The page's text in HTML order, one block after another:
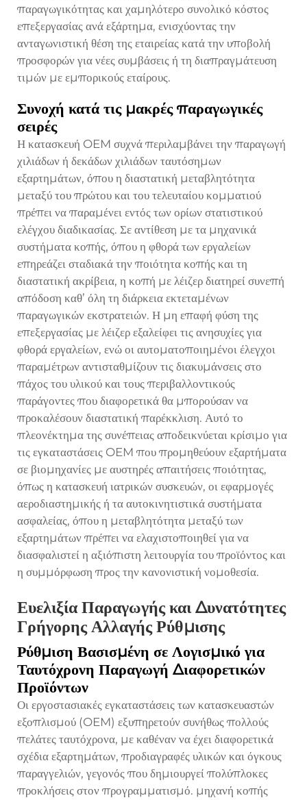
παραγωγικότητας και χαμηλότερο συνολικό κόστος
επεξεργασίας ανά εξάρτημα, ενισχύοντας την
ανταγωνιστική θέση της εταιρείας κατά την υποβολή
προσφορών για νέες συμβάσεις ή τη διαπραγμάτευση
τιμών με εμπορικούς εταίρους.
Συνοχή κατά τις μακρές παραγωγικές
σειρές
Η κατασκευή OEM συχνά περιλαμβάνει την παραγωγή
χιλιάδων ή δεκάδων χιλιάδων ταυτόσημων
εξαρτημάτων, όπου η διαστατική μεταβλητότητα
μεταξύ του πρώτου και του τελευταίου κομματιού
πρέπει να παραμένει εντός των ορίων στατιστικού
ελέγχου διαδικασίας. Σε αντίθεση με τα μηχανικά
συστήματα κοπής, όπου η φθορά των εργαλείων
επηρεάζει σταδιακά την ποιότητα κοπής και τη
διαστατική ακρίβεια, η κοπή με λέιζερ διατηρεί συνεπή
απόδοση καθ’ όλη τη διάρκεια εκτεταμένων
παραγωγικών εκστρατειών. Η μη επαφή φύση της
επεξεργασίας με λέιζερ εξαλείφει τις ανησυχίες για
φθορά εργαλείων, ενώ οι αυτοματοποιημένοι έλεγχοι
παραμέτρων αντισταθμίζουν τις διακυμάνσεις στο
πάχος του υλικού και τους περιβαλλοντικούς
παράγοντες που διαφορετικά θα μπορούσαν να
προκαλέσουν διαστατική παρέκκλιση. Αυτό το
πλεονέκτημα της συνέπειας αποδεικνύεται κρίσιμο για
τις εγκαταστάσεις OEM που προμηθεύουν εξαρτήματα
σε βιομηχανίες με αυστηρές απαιτήσεις ποιότητας,
όπως η κατασκευή ιατρικών συσκευών, οι εφαρμογές
αεροδιαστημικής ή τα αυτοκινητιστικά συστήματα
ασφαλείας, όπου η μεταβλητότητα μεταξύ των
εξαρτημάτων πρέπει να ελαχιστοποιηθεί για να
διασφαλιστεί η αξιόπιστη λειτουργία του προϊόντος και
η συμμόρφωση προς την κανονιστική νομοθεσία.
Ευελιξία Παραγωγής και Δυνατότητες
Γρήγορης Αλλαγής Ρύθμισης
Ρύθμιση Βασισμένη σε Λογισμικό για
Ταυτόχρονη Παραγωγή Διαφορετικών
Προϊόντων
Οι εργοστασιακές εγκαταστάσεις των κατασκευαστών
εξοπλισμού (OEM) εξυπηρετούν συνήθως πολλούς
πελάτες ταυτόχρονα, με καθέναν να έχει διαφορετικά
σχέδια εξαρτημάτων, προδιαγραφές υλικών και όγκους
παραγγελιών, γεγονός που δημιουργεί πολύπλοκες
προκλήσεις στον προγραμματισμό. μηχανή κοπής